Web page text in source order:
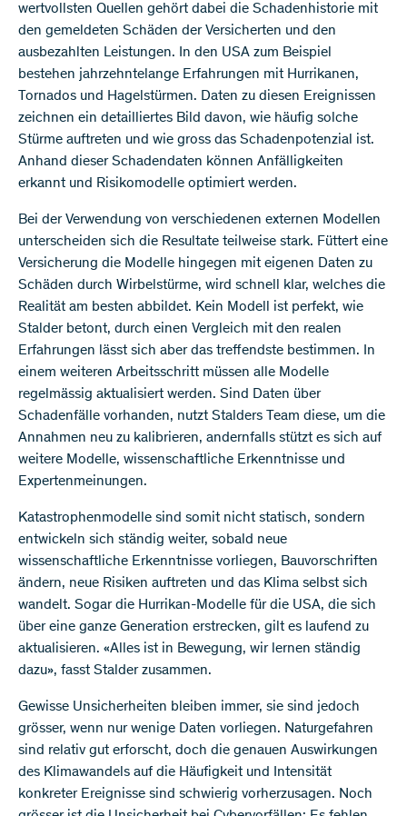
wertvollsten Quellen gehört dabei die Schadenhistorie mit
den gemeldeten Schäden der Versicherten und den
ausbezahlten Leistungen. In den USA zum Beispiel
bestehen jahrzehntelange Erfahrungen mit Hurrikanen,
Tornados und Hagelstürmen. Daten zu diesen Ereignissen
zeichnen ein detailliertes Bild davon, wie häufig solche
Stürme auftreten und wie gross das Schadenpotenzial ist.
Anhand dieser Schadendaten können Anfälligkeiten
erkannt und Risikomodelle optimiert werden.
Bei der Verwendung von verschiedenen externen Modellen
unterscheiden sich die Resultate teilweise stark. Füttert eine
Versicherung die Modelle hingegen mit eigenen Daten zu
Schäden durch Wirbelstürme, wird schnell klar, welches die
Realität am besten abbildet. Kein Modell ist perfekt, wie
Stalder betont, durch einen Vergleich mit den realen
Erfahrungen lässt sich aber das treffendste bestimmen. In
einem weiteren Arbeitsschritt müssen alle Modelle
regelmässig aktualisiert werden. Sind Daten über
Schadenfälle vorhanden, nutzt Stalders Team diese, um die
Annahmen neu zu kalibrieren, andernfalls stützt es sich auf
weitere Modelle, wissenschaftliche Erkenntnisse und
Expertenmeinungen.
Katastrophenmodelle sind somit nicht statisch, sondern
entwickeln sich ständig weiter, sobald neue
wissenschaftliche Erkenntnisse vorliegen, Bauvorschriften
ändern, neue Risiken auftreten und das Klima selbst sich
wandelt. Sogar die Hurrikan-Modelle für die USA, die sich
über eine ganze Generation erstrecken, gilt es laufend zu
aktualisieren. «Alles ist in Bewegung, wir lernen ständig
dazu», fasst Stalder zusammen.
Gewisse Unsicherheiten bleiben immer, sie sind jedoch
grösser, wenn nur wenige Daten vorliegen. Naturgefahren
sind relativ gut erforscht, doch die genauen Auswirkungen
des Klimawandels auf die Häufigkeit und Intensität
konkreter Ereignisse sind schwierig vorherzusagen. Noch